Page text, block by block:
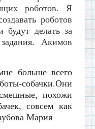
роботов. Я
роботов
делать за
Акимов
больше всего
собачки.Они
похожи
совсем как
Мария